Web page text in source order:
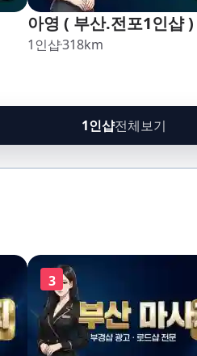
아영 ( 부산.전포1인샵 )
1인샵318km
1인샵전체보기
3